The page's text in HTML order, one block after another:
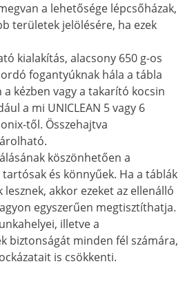
a lehetősége lépcsőházak,
területek jelölésére, ha ezek
kialakítás, alacsony 650 g-os
fogantyúknak hála a tábla
kézben vagy a takarító kocsin
a mi UNICLEAN 5 vagy 6
től. Összehajtva
köszönhetően a
és könnyűek. Ha a táblák
akkor ezeket az ellenálló
egyszerűen megtisztíthatja.
illetve a
biztonságát minden fél számára,
is csökkenti.